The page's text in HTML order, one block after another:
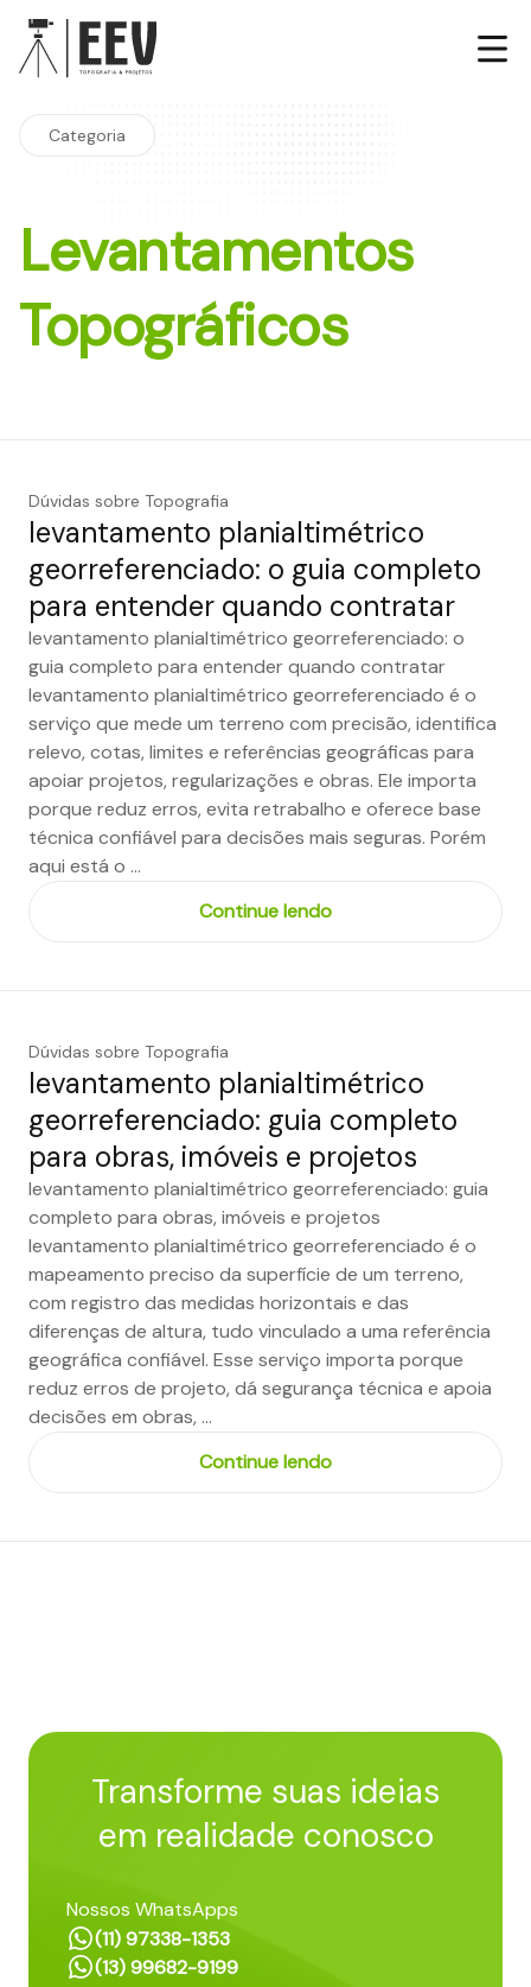
Categoria
Levantamentos
Topográficos
Dúvidas sobre Topografia
levantamento planialtimétrico
georreferenciado: o guia completo
para entender quando contratar
levantamento planialtimétrico georreferenciado: o
guia completo para entender quando contratar
levantamento planialtimétrico georreferenciado é o
serviço que mede um terreno com precisão, identifica
relevo, cotas, limites e referências geográficas para
apoiar projetos, regularizações e obras. Ele importa
porque reduz erros, evita retrabalho e oferece base
técnica confiável para decisões mais seguras. Porém
aqui está o …
Continue lendo
Dúvidas sobre Topografia
levantamento planialtimétrico
georreferenciado: guia completo
para obras, imóveis e projetos
levantamento planialtimétrico georreferenciado: guia
completo para obras, imóveis e projetos
levantamento planialtimétrico georreferenciado é o
mapeamento preciso da superfície de um terreno,
com registro das medidas horizontais e das
diferenças de altura, tudo vinculado a uma referência
geográfica confiável. Esse serviço importa porque
reduz erros de projeto, dá segurança técnica e apoia
decisões em obras, …
Continue lendo
Transforme suas ideias
em realidade conosco
Nossos WhatsApps
(11) 97338-1353
(13) 99682-9199